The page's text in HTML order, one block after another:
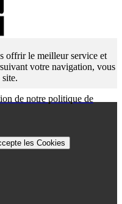
offrir le meilleur service et
votre navigation, vous
de notre politique de
les Cookies